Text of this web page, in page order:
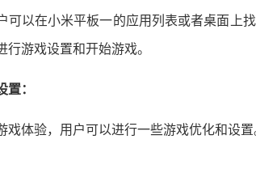
可以在小米平板一的应用列表或者桌面上
行游戏设置和开始游戏。
置：
戏体验，用户可以进行一些游戏优化和设置